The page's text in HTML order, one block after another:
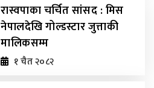
रास्वपाका चर्चित सांसद : मिस
नेपालदेखि गोल्डस्टार जुत्ताकी
मालिकसम्म
१ चैत २०८२